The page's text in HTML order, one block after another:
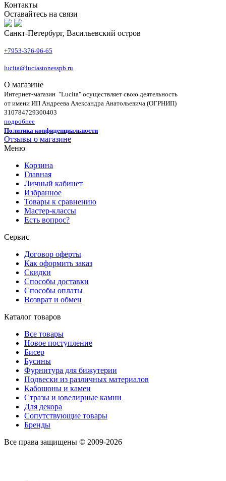
Контакты
Оставайтесь на связи
Санкт-Петербург, Васильевский остров
+7953-376-96-65
lucita@luciastonesspb.ru
О магазине
Интернет-магазин "Lucita" осуществляет свою деятельность
от имени ИП Андреева Александра Анатольевича (ОГРНИП)
310784729300403
подробнее
Политика конфиденциальности
Отзывы о магазине
Меню
Корзина
Главная
Личный кабинет
Избранное
Товары к сравнению
Мастер-классы
Есть вопрос?
Сервис
Договор оферты
Как оформить заказ
Скидки
Способы доставки
Способы оплаты
Возврат и обмен
Каталог товаров
Все товары
Новое поступление
Бисер
Бусины
Фурнитура для бижутерии
Подвески из различных материалов
Кабошоны и камеи
Стразы и ювелирные камни
Для декора
Сопутствующие товары
Бренды
Все права защищены © 2009-2026